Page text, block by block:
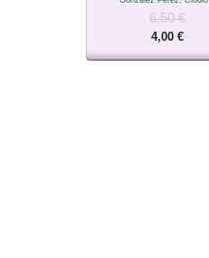
6,50 €
4,00 €